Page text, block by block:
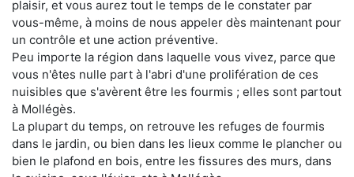
plaisir, et vous aurez tout le temps de le constater par
vous-même, à moins de nous appeler dès maintenant pour
un contrôle et une action préventive.
Peu importe la région dans laquelle vous vivez, parce que
vous n'êtes nulle part à l'abri d'une prolifération de ces
nuisibles que s'avèrent être les fourmis ; elles sont partout
à Mollégès.
La plupart du temps, on retrouve les refuges de fourmis
dans le jardin, ou bien dans les lieux comme le plancher ou
bien le plafond en bois, entre les fissures des murs, dans